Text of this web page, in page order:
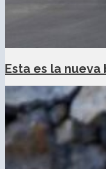
Esta es la nueva